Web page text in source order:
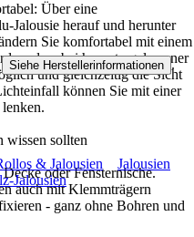
Über eine
Jalousie herauf und herunter
Sie komfortabel mit einem
dass bei heruntergelassener
und gleichzeitig die Sicht
können Sie mit einer
wissen sollten
oder Fensternische.
auch mit Klemmträgern
- ganz ohne Bohren und
Siehe Herstellerinformationen .
& Jalousien
Jalousien
Jalousien